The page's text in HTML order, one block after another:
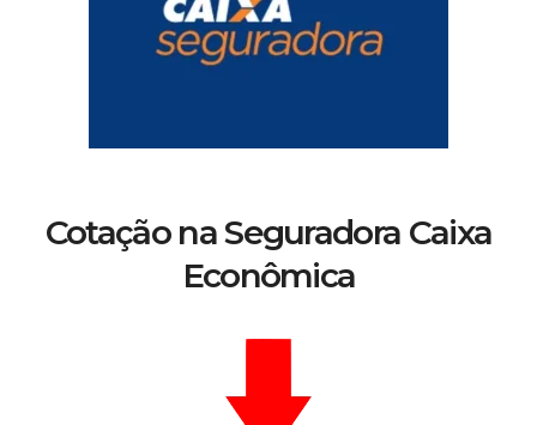
Cotação na Seguradora Caixa
Econômica